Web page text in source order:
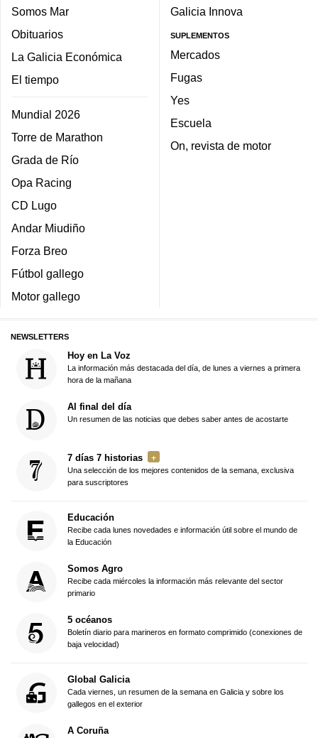
Somos Mar
Obituarios
La Galicia Económica
El tiempo
Mundial 2026
Torre de Marathon
Grada de Río
Opa Racing
CD Lugo
Andar Miudiño
Forza Breo
Fútbol gallego
Motor gallego
Galicia Innova
SUPLEMENTOS
Mercados
Fugas
Yes
Escuela
On, revista de motor
NEWSLETTERS
Hoy en La Voz
La información más destacada del día, de lunes a viernes a primera
hora de la mañana
Al final del día
Un resumen de las noticias que debes saber antes de acostarte
7 días 7 historias
Una selección de los mejores contenidos de la semana, exclusiva
para suscriptores
Educación
Recibe cada lunes novedades e información útil sobre el mundo de
la Educación
Somos Agro
Recibe cada miércoles la información más relevante del sector
primario
5 océanos
Boletín diario para marineros en formato comprimido (conexiones de
baja velocidad)
Global Galicia
Cada viernes, un resumen de la semana en Galicia y sobre los
gallegos en el exterior
A Coruña